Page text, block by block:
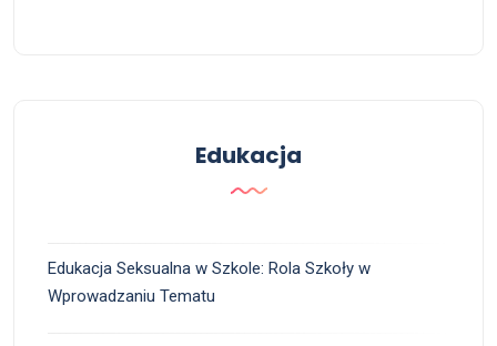
Edukacja
Edukacja Seksualna w Szkole: Rola Szkoły w
Wprowadzaniu Tematu